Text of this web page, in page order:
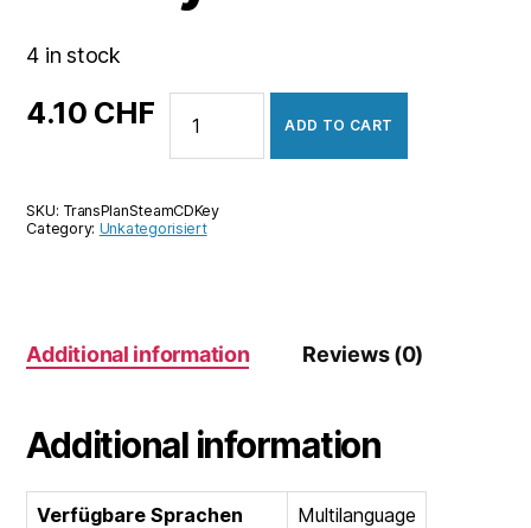
4 in stock
4.10 CHF
Steam
CD
quantity
ADD TO CART
SKU: TransPlanSteamCDKey
Category: Unkategorisiert
Additional information Reviews (0)
Additional information
Verfügbare Sprachen
Multilanguage